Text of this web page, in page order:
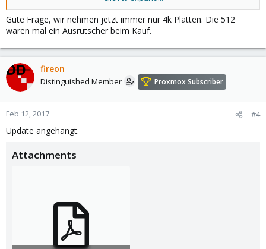
=> NICHT gut - hier müsste man Hand anlegen(?)
Gute Frage, wir nehmen jetzt immer nur 4k Platten. Die 512
waren mal ein Ausrutscher beim Kauf.
fireon
Distinguished Member Proxmox Subscriber
Feb 12, 2017 #4
Update angehängt.
Attachments